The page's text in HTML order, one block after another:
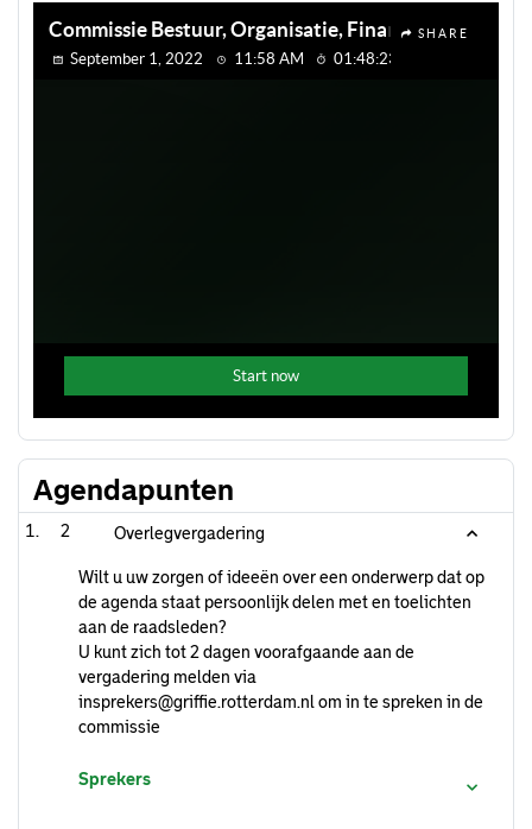
Agendapunten
2 Overlegvergadering
Wilt u uw zorgen of ideeën over een onderwerp dat op
de agenda staat persoonlijk delen met en toelichten
aan de raadsleden?
U kunt zich tot 2 dagen voorafgaande aan de
vergadering melden via
insprekers@griffie.rotterdam.nl om in te spreken in de
commissie
Sprekers